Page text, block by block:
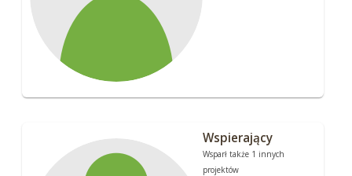
Wspierający
Wsparł także 1 innych
projektów